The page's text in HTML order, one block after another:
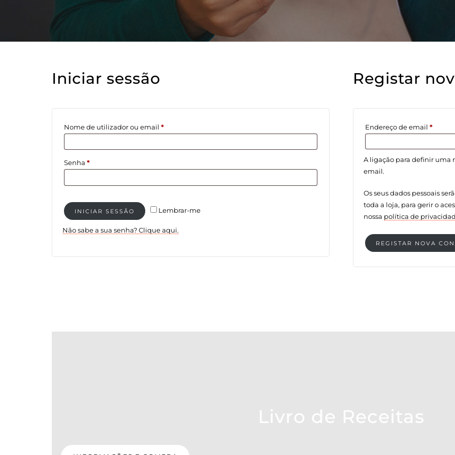
Iniciar sessão
Nome de utilizador ou email *Obrigatório
Senha *Obrigatório
Lembrar-me
INICIAR SESSÃO
Não sabe a sua senha? Clique aqui.
Registar
Endereço de email *
A ligação para definir uma
email.
Os seus dados pessoais
toda a loja, para gerir o
nossa política de
REGISTAR NOVA
Livro de Receitas